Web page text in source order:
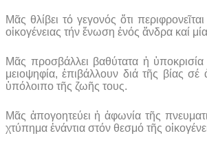
Μᾶς θλίβει τό γεγονός ὅτι
οἰκογένειας τήν ἕνωση ἑνός ἄνδρα καί
Μᾶς προσβάλλει βαθύτατα ἡ
μειοψηφία, ἐπιβάλλουν διά τῆς βίας
ὑπόλοιπο τῆς ζωῆς τους.
Μᾶς ἀπογοητεύει ἡ ἀφωνία τῆς
χτύπημα ἐνάντια στόν θεσμό τῆς